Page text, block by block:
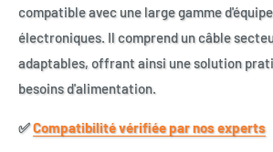
compatible avec une large gamme
électroniques. Il comprend un câble
adaptables, offrant ainsi une solution
besoins d'alimentation.
✅​Compatibilité vérifiée par nos experts